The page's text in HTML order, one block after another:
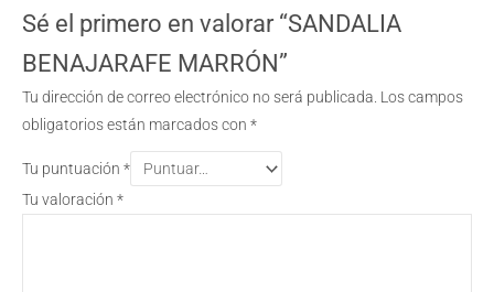
Sé el primero en valorar “SANDALIA
BENAJARAFE MARRÓN”
Tu dirección de correo electrónico no será publicada. Los campos
obligatorios están marcados con *
Tu puntuación *
Tu valoración *